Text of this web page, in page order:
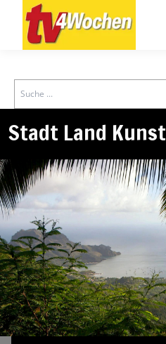
Search
Stadt Land Kunst